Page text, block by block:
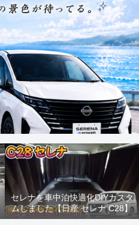
セレナを車中泊快適化DIYカスタ
ムしました【日産 セレナ C28】